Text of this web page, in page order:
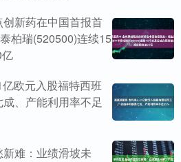
新药在中国首报首
柏瑞(520500)连续15
欧元入股福特西班
、产能利用率不足
难：业绩滑坡未